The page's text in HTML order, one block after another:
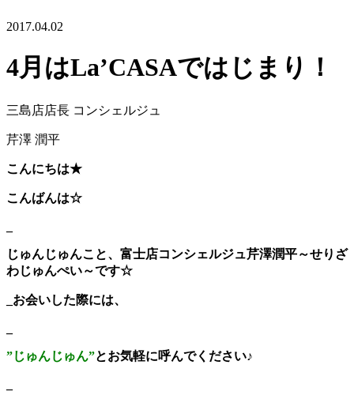
2017.04.02
4月はLa’CASAではじまり！
三島店店長 コンシェルジュ
芹澤 潤平
こんにちは★
こんばんは☆
じゅんじゅんこと、富士店コンシェルジュ芹澤潤平～せりざ
わじゅんぺい～です☆
_お会いした際には、
”じゅんじゅん”とお気軽に呼んでください♪